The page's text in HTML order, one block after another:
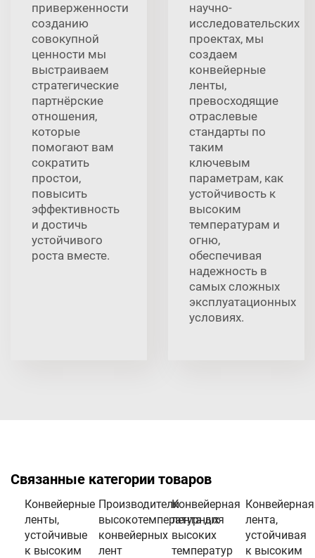
приверженности
созданию
совокупной
ценности мы
выстраиваем
стратегические
партнёрские
отношения,
которые
помогают вам
сократить
простои,
повысить
эффективность
и достичь
устойчивого
роста вместе.
научно-
исследовательских
проектах, мы
создаем
конвейерные
ленты,
превосходящие
отраслевые
стандарты по
таким
ключевым
параметрам, как
устойчивость к
высоким
температурам и
огню,
обеспечивая
надежность в
самых сложных
эксплуатационных
условиях.
Связанные категории товаров
Конвейерные
ленты,
устойчивые
к высоким
Производители
высокотемпературных
конвейерных
лент
Конвейерная
лента для
высоких
температур
Конвейерная
лента,
устойчивая
к высоким